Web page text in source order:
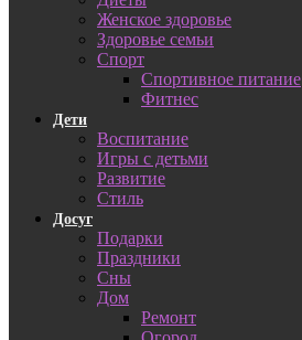
Женское здоровье
Здоровье семьи
Спорт
Спортивное питание
Фитнес
Дети
Воспитание
Игры с детьми
Развитие
Стиль
Досуг
Подарки
Праздники
Сны
Дом
Ремонт